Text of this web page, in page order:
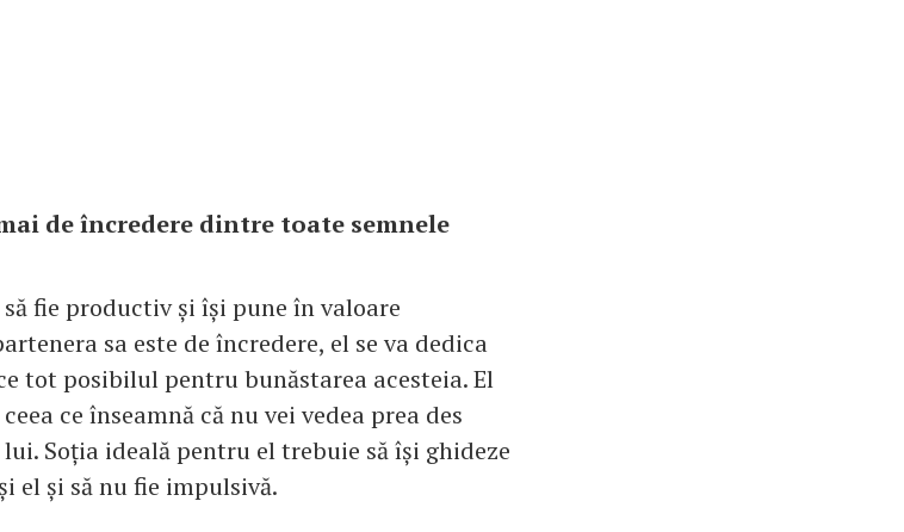
de încredere dintre toate semnele
fie productiv și își pune în valoare
sa este de încredere, el se va dedica
tot posibilul pentru bunăstarea acesteia. El
ce înseamnă că nu vei vedea prea des
Soția ideală pentru el trebuie să își ghideze
el și să nu fie impulsivă.